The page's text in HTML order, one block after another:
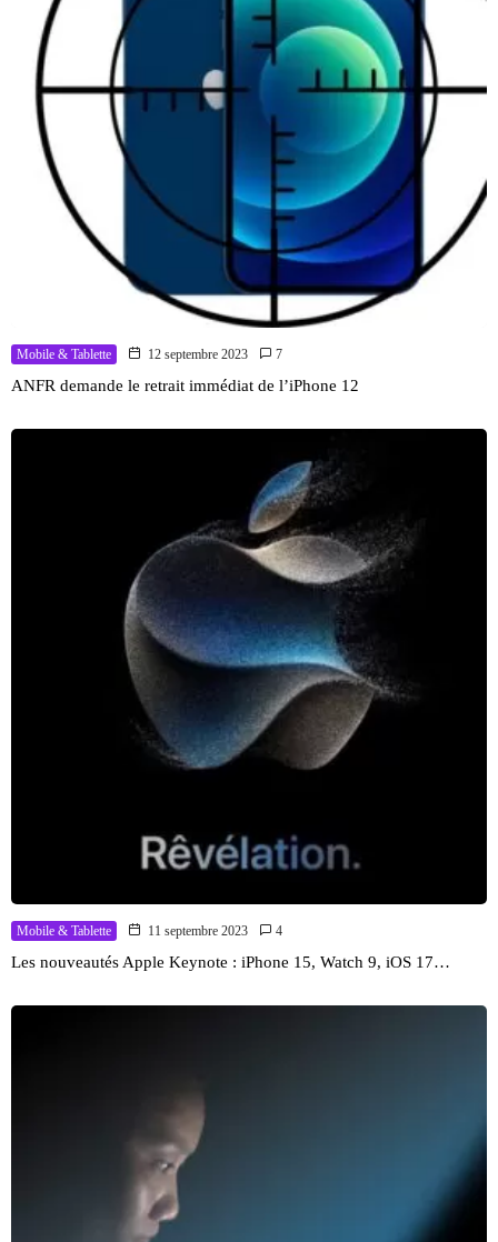
Mobile & Tablette 12 septembre 2023 7
ANFR demande le retrait immédiat de l’iPhone 12
Mobile & Tablette 11 septembre 2023 4
Les nouveautés Apple Keynote : iPhone 15, Watch 9, iOS 17…